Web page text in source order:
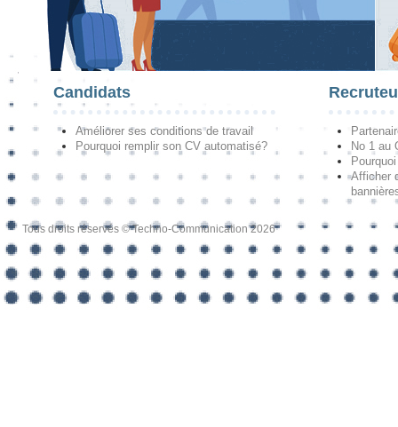
Candidats
Améliorer ses conditions de travail
Pourquoi remplir son CV automatisé?
No 1 au
Afficher
Tous droits réservés © Techno-Communication 2026